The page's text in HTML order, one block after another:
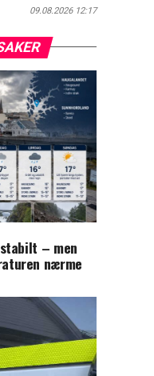
09.08.2026 12:17
– men
nærme